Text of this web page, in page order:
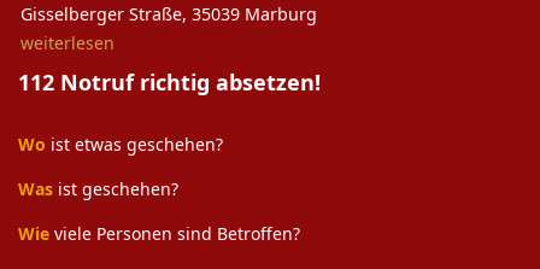
Gisselberger Straße, 35039 Marburg
weiterlesen
112 Notruf richtig absetzen!
Wo ist etwas geschehen?
Was ist geschehen?
Wie viele Personen sind Betroffen?